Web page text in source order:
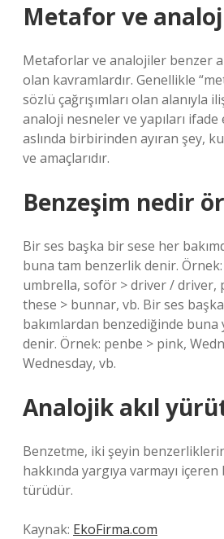
Metafor ve
Metaforlar ve analojiler benzer
olan kavramlardır. Genellikle
sözlü çağrışımları olan alanıyla
analoji nesneler ve yapıları ifade
aslında birbirinden ayıran şey,
ve amaçlarıdır.
Benzeşim nedir
Bir ses başka bir sese her
buna tam benzerlik denir.
umbrella, soför > driver / driver,
these > bunnar, vb. Bir ses
bakımlardan benzediğinde buna
denir. Örnek: penbe > pink,
Wednesday, vb.
Analojik akıl
Benzetme, iki şeyin
hakkında yargıya varmayı
türüdür.
Kaynak: EkoFirma.com